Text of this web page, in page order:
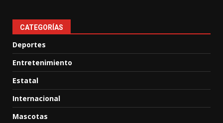
CATEGORÍAS
Deportes
Entretenimiento
Estatal
Internacional
Mascotas